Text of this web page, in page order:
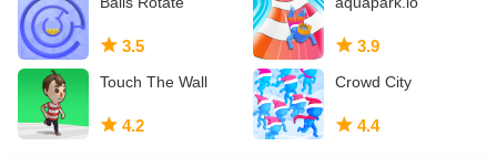
Cina.
Ada pertanyaan, ide? Kami ingin dengar pendapat Anda bahkan
kami dapat mengintegrasikan beberapa ide Anda ke BeReal.
3.5 3.9
Touch The Wall
4.2
Crowd City
4.4